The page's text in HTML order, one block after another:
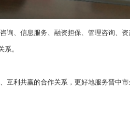
、信息服务、融资担保、管理咨询、资
。
互利共赢的合作关系，更好地服务晋中